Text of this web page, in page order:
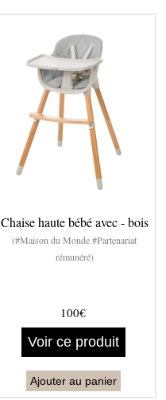
Chaise haute bébé avec - bois
(#Maison du Monde #Partenariat
rémunéré)
100€
Voir ce produit
Ajouter au panier